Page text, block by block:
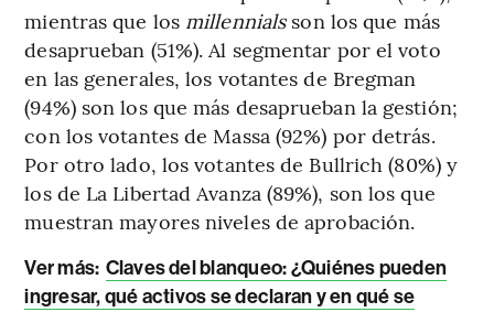
mientras que los millennialsson los que más
desaprueban (51%). Al segmentar por el voto
en las generales, los votantes de Bregman
(94%) son los que más desaprueban la gestión;
con los votantes de Massa (92%) por detrás.
Por otro lado, los votantes de Bullrich (80%) y
los de La Libertad Avanza (89%), son los que
muestran mayores niveles de aprobación.
Ver más: Claves del blanqueo: ¿Quiénes pueden
ingresar, qué activos se declaran y en qué se